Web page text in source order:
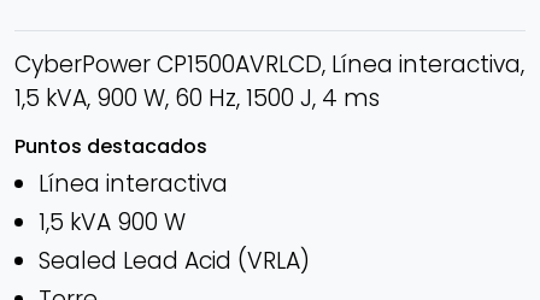
CyberPower CP1500AVRLCD, Línea interactiva,
1,5 kVA, 900 W, 60 Hz, 1500 J, 4 ms
Puntos destacados
Línea interactiva
1,5 kVA 900 W
Sealed Lead Acid (VRLA)